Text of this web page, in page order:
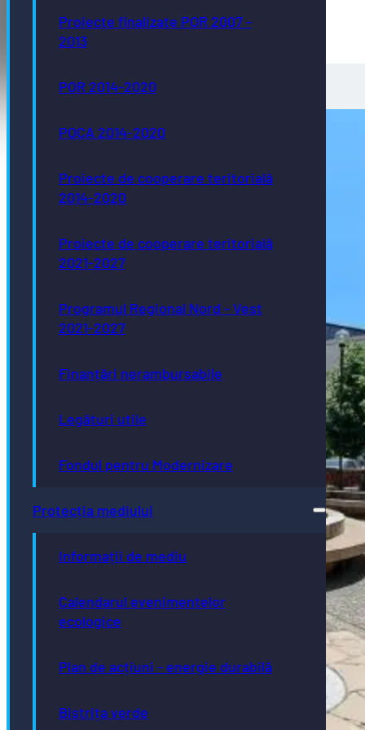
Proiecte finalizate POR 2007 -
2013
POR 2014-2020
POCA 2014-2020
Proiecte de cooperare teritorială
2014-2020
Proiecte de cooperare teritorială
2021-2027
Programul Regional Nord - Vest
2021-2027
Finanțări nerambursabile
Legături utile
Fondul pentru Modernizare
Protecția mediului
Informații de mediu
Calendarul evenimentelor
ecologice
Plan de acțiuni - energie durabilă
Bistrița verde